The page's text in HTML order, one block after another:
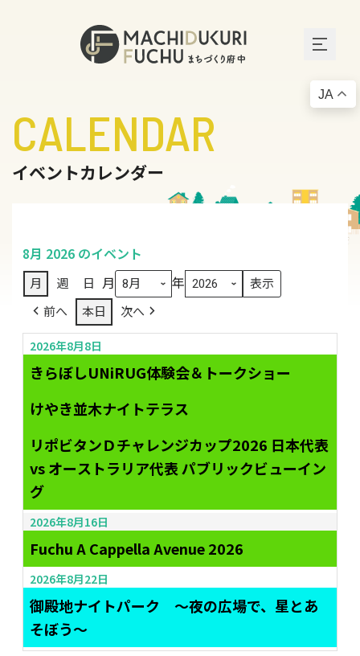
CALENDAR
イベントカレンダー
8月 2026 のイベント
月 週 日 月 年
前へ 本日 次へ
2026年8月8日
きらぼしUNiRUG体験会＆トークショー
けやき並木ナイトテラス
リポビタンＤチャレンジカップ2026 日本代表
vs オーストラリア代表 パブリックビューイン
グ
2026年8月16日
Fuchu A Cappella Avenue 2026
2026年8月22日
御殿地ナイトパーク ～夜の広場で、星とあ
そぼう～
JA